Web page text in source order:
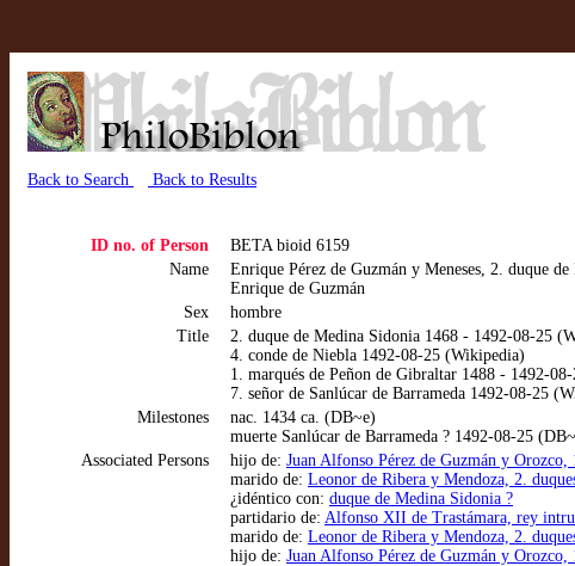
Back to Search Back to Results
ID no. of Person
BETA bioid 6159
Name
Enrique Pérez de Guzmán y Meneses, 2. duque
Enrique de Guzmán
Sex
hombre
Title
2. duque de Medina Sidonia 1468 - 1492-08-25
4. conde de Niebla 1492-08-25 (Wikipedia)
1. marqués de Peñon de Gibraltar 1488 - 1492-
7. señor de Sanlúcar de Barrameda 1492-08-25
Milestones
nac. 1434 ca. (DB~e)
muerte Sanlúcar de Barrameda ? 1492-08-25
Associated Persons
hijo de: Juan Alfonso Pérez de Guzmán y
marido de: Leonor de Ribera y Mendoza, 2.
¿idéntico con: duque de Medina Sidonia ?
partidario de: Alfonso XII de Trastámara, rey
marido de: Leonor de Ribera y Mendoza, 2.
hijo de: Juan Alfonso Pérez de Guzmán y